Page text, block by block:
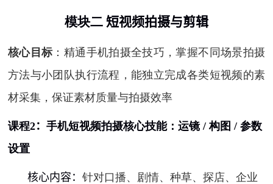
模块二 短视频拍摄与剪辑
核心目标：精通手机拍摄全技巧，掌握不同场景拍摄
方法与小团队执行流程，能独立完成各类短视频的素
材采集，保证素材质量与拍摄效率
课程2： 手机短视频拍摄核心技能：运镜 /构图 / 参数
设置
核心内容：针对口播、剧情、种草、探店、企业